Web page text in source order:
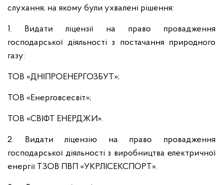
слухання, на якому були ухвалені рішення:
1. Видати ліцензії на право провадження
господарської діяльності з постачання природного
газу:
ТОВ «ДНІПРОЕНЕРГОЗБУТ»;
ТОВ «Енерговсесвіт»;
ТОВ «СВІФТ ЕНЕРДЖИ».
2. Видати ліцензію на право провадження
господарської діяльності з виробництва електричної
енергії ТЗОВ ПВП «УКРЛІСЕКСПОРТ».